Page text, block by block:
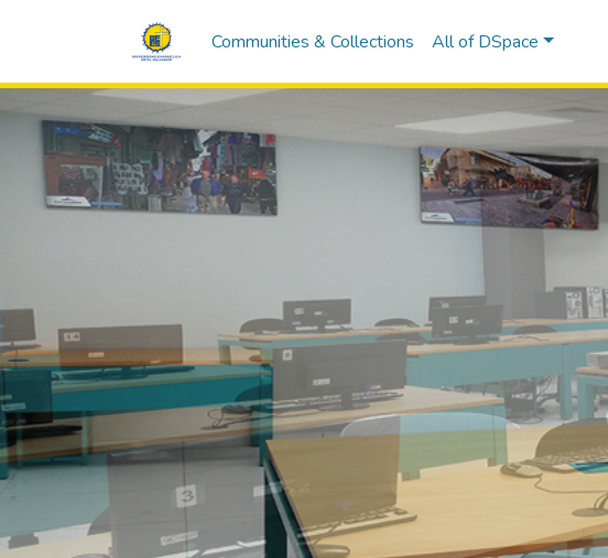
Communities & Collections All of DSpace